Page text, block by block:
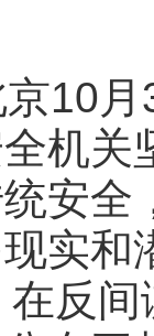
10月
机关
安全
实和
间